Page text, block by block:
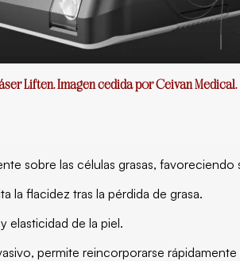
Liften. Imagen cedida por Ceivan Medical.
sobre las células grasas,
la flacidez tras la pérdida de grasa.
elasticidad de la piel.
permite reincorporarse rápidamente